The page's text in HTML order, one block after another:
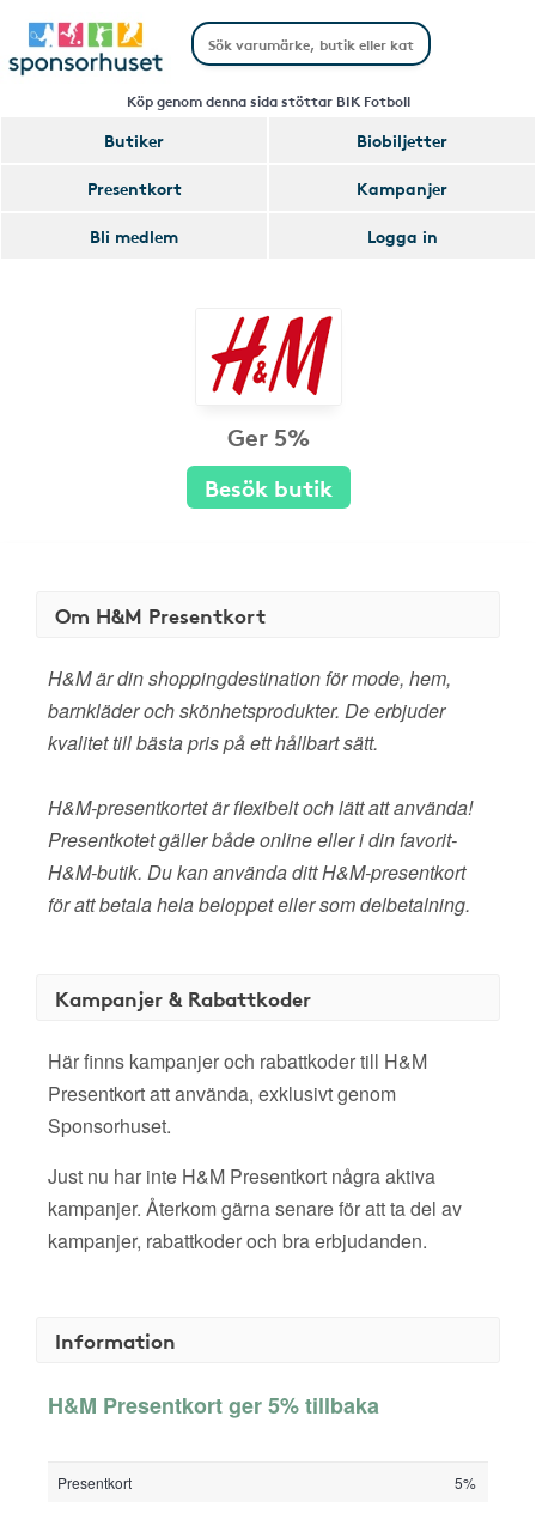
Köp genom denna sida stöttar BIK Fotboll
Butiker
Biobiljetter
Presentkort
Kampanjer
Bli medlem
Logga in
Ger 5%
Besök butik
Om H&M Presentkort
H&M är din shoppingdestination för mode, hem,
barnkläder och skönhetsprodukter. De erbjuder
kvalitet till bästa pris på ett hållbart sätt.
H&M-presentkortet är flexibelt och lätt att använda!
Presentkotet gäller både online eller i din favorit-
H&M-butik. Du kan använda ditt H&M-presentkort
för att betala hela beloppet eller som delbetalning.
Kampanjer & Rabattkoder
Här finns kampanjer och rabattkoder till H&M
Presentkort att använda, exklusivt genom
Sponsorhuset.
Just nu har inte H&M Presentkort några aktiva
kampanjer. Återkom gärna senare för att ta del av
kampanjer, rabattkoder och bra erbjudanden.
Information
H&M Presentkort ger 5% tillbaka
Presentkort 5%